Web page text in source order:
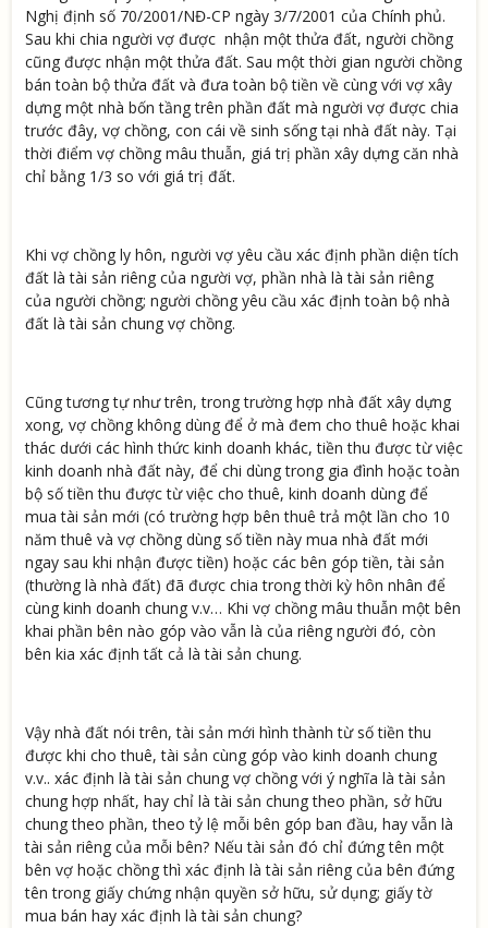
Nghị định số 70/2001/NĐ-CP ngày 3/7/2001 của Chính phủ.
Sau khi chia người vợ được nhận một thửa đất, người chồng
cũng được nhận một thửa đất. Sau một thời gian người chồng
bán toàn bộ thửa đất và đưa toàn bộ tiền về cùng với vợ xây
dựng một nhà bốn tầng trên phần đất mà người vợ được chia
trước đây, vợ chồng, con cái về sinh sống tại nhà đất này. Tại
thời điểm vợ chồng mâu thuẫn, giá trị phần xây dựng căn nhà
chỉ bằng 1/3 so với giá trị đất.
Khi vợ chồng ly hôn, người vợ yêu cầu xác định phần diện tích
đất là tài sản riêng của người vợ, phần nhà là tài sản riêng
của người chồng; người chồng yêu cầu xác định toàn bộ nhà
đất là tài sản chung vợ chồng.
Cũng tương tự như trên, trong trường hợp nhà đất xây dựng
xong, vợ chồng không dùng để ở mà đem cho thuê hoặc khai
thác dưới các hình thức kinh doanh khác, tiền thu được từ việc
kinh doanh nhà đất này, để chi dùng trong gia đình hoặc toàn
bộ số tiền thu được từ việc cho thuê, kinh doanh dùng để
mua tài sản mới (có trường hợp bên thuê trả một lần cho 10
năm thuê và vợ chồng dùng số tiền này mua nhà đất mới
ngay sau khi nhận được tiền) hoặc các bên góp tiền, tài sản
(thường là nhà đất) đã được chia trong thời kỳ hôn nhân để
cùng kinh doanh chung v.v… Khi vợ chồng mâu thuẫn một bên
khai phần bên nào góp vào vẫn là của riêng người đó, còn
bên kia xác định tất cả là tài sản chung.
Vậy nhà đất nói trên, tài sản mới hình thành từ số tiền thu
được khi cho thuê, tài sản cùng góp vào kinh doanh chung
v.v.. xác định là tài sản chung vợ chồng với ý nghĩa là tài sản
chung hợp nhất, hay chỉ là tài sản chung theo phần, sở hữu
chung theo phần, theo tỷ lệ mỗi bên góp ban đầu, hay vẫn là
tài sản riêng của mỗi bên? Nếu tài sản đó chỉ đứng tên một
bên vợ hoặc chồng thì xác định là tài sản riêng của bên đứng
tên trong giấy chứng nhận quyền sở hữu, sử dụng; giấy tờ
mua bán hay xác định là tài sản chung?